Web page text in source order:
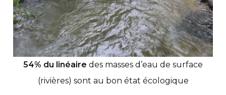
54% du linéaire des masses d’eau de surface
(rivières) sont au bon état écologique